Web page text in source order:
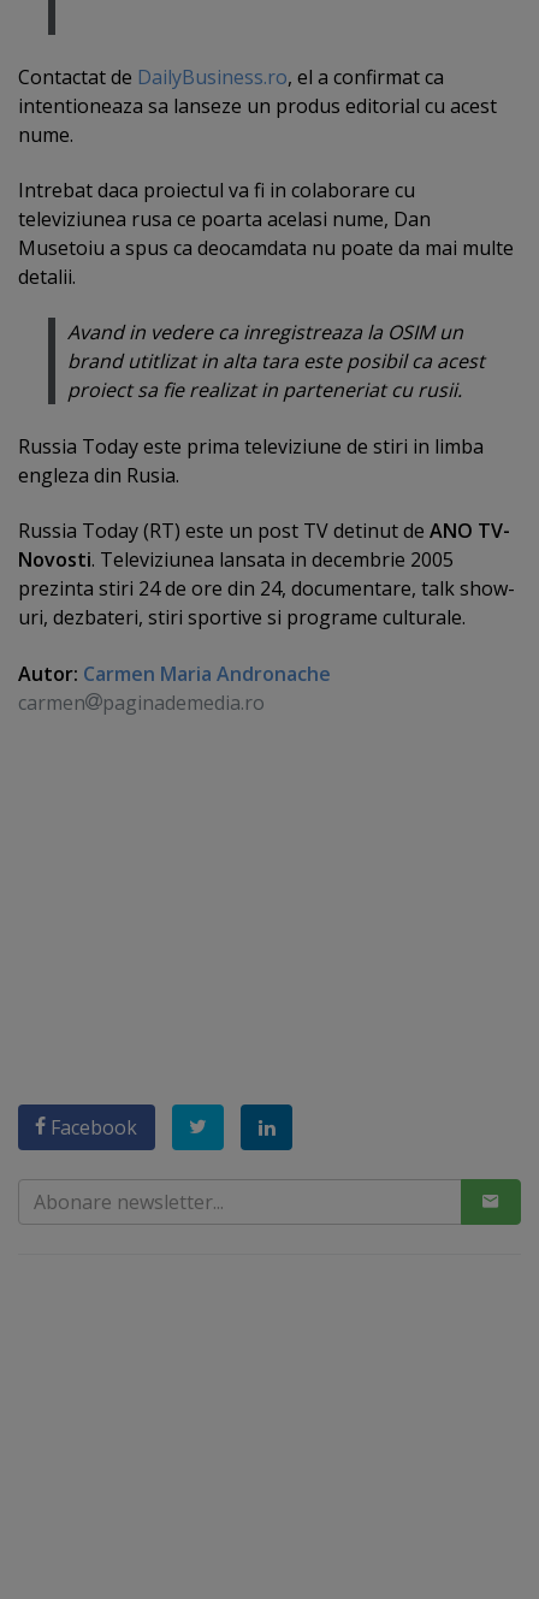
Contactat de DailyBusiness.ro, el a confirmat ca
intentioneaza sa lanseze un produs editorial cu acest
nume.
Intrebat daca proiectul va fi in colaborare cu
televiziunea rusa ce poarta acelasi nume, Dan
Musetoiu a spus ca deocamdata nu poate da mai multe
detalii.
Avand in vedere ca inregistreaza la OSIM un
brand utitlizat in alta tara este posibil ca acest
proiect sa fie realizat in parteneriat cu rusii.
Russia Today este prima televiziune de stiri in limba
engleza din Rusia.
Russia Today (RT) este un post TV detinut de ANO TV-
Novosti. Televiziunea lansata in decembrie 2005
prezinta stiri 24 de ore din 24, documentare, talk show-
uri, dezbateri, stiri sportive si programe culturale.
Autor: Carmen Maria Andronache
carmen
paginademedia.ro
Facebook